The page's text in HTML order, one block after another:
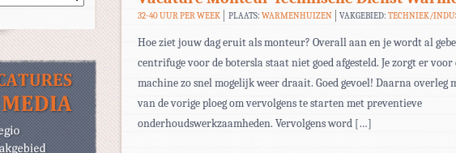
32-40 UUR PER WEEK PLAATS: WARMENHUIZEN VAKGEBIED:TECHNIEK/
Hoe ziet jouw dag eruit als monteur? Overall aan en je wordt al
centrifuge voor de botersla staat niet goed afgesteld. Je zorgt er voor
machine zo snel mogelijk weer draait. Goed gevoel! Daarna overleg
van de vorige ploeg om vervolgens te starten met preventieve
onderhoudswerkzaamheden. Vervolgens word […]